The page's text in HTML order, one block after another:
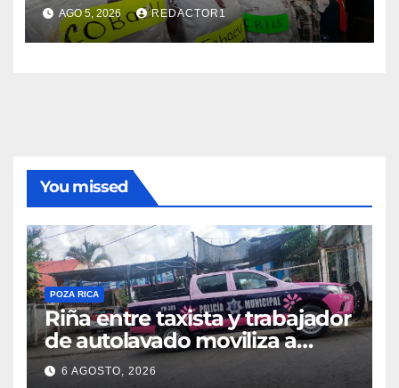
AGO 5, 2026 REDACTOR1
You missed
POZA RICA
Riña entre taxista y trabajador
de autolavado moviliza a
policías en Poza Rica
6 AGOSTO, 2026